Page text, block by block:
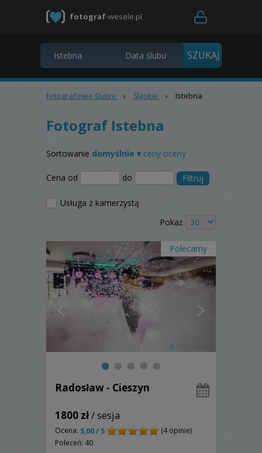
fotograf-wesele.pl
Fotografowie ślubni › Śląskie › Istebna
Fotograf Istebna
Sortowanie domyślnie ▾ ceny oceny
Cena od do Filtruj
Usługa z kamerzystą
Pokaż
Polecamy
Radosław - Cieszyn
1800 zł/ sesja
Ocena: 5,00 / 5
(4 opinie)
Poleceń: 40